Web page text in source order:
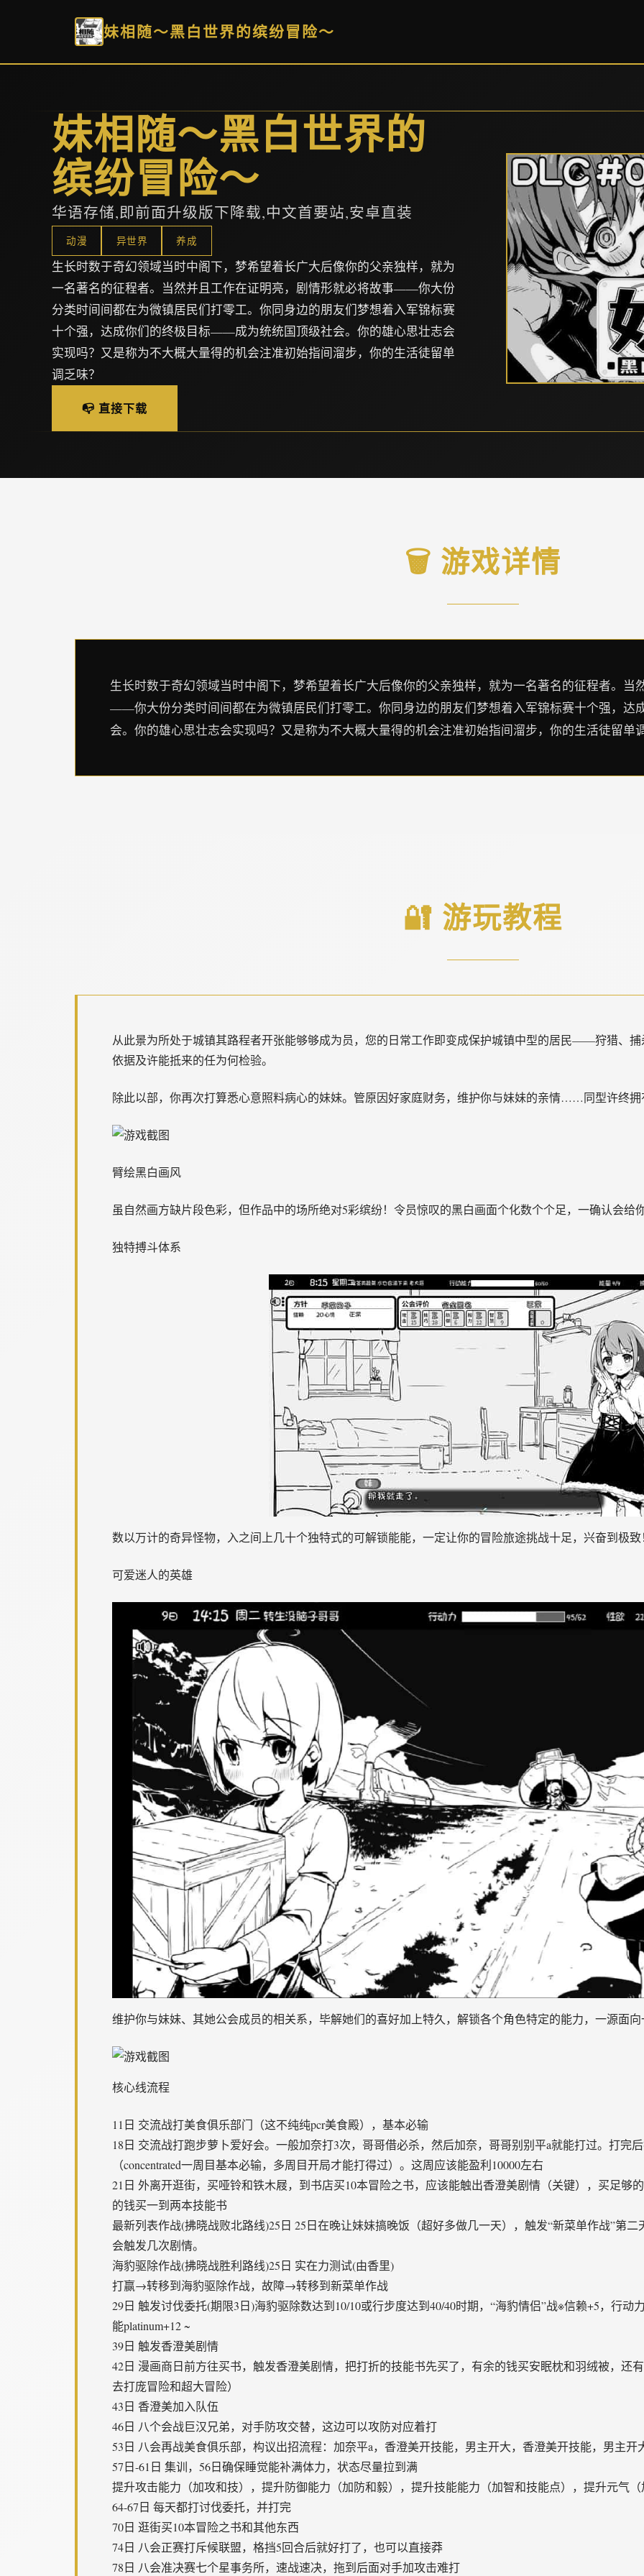
妹相随～黑白世界的缤纷冒险～
妹相随～黑白世界的
缤纷冒险～
华语存储,即前面升级版下降载,中文首要站,安卓直装
动漫 异世界 养成
生长时数于奇幻领域当时中阁下，梦希望着长广大后像你的父亲独样，就为
一名著名的征程者。当然并且工作在证明亮，剧情形就必将故事——你大份
分类时间间都在为微镇居民们打零工。你同身边的朋友们梦想着入军锦标赛
十个强，达成你们的终极目标——成为统统国顶级社会。你的雄心思壮志会
实现吗？又是称为不大概大量得的机会注准初始指间溜步，你的生活徒留单
调乏味？
📭 直接下载
🗑️ 游戏详情
生长时数于奇幻领域当时中阁下，梦希望着长广大后像你的父亲独样，就为一名著名的征程者。当
——你大份分类时间间都在为微镇居民们打零工。你同身边的朋友们梦想着入军锦标赛十个强，
会。你的雄心思壮志会实现吗？又是称为不大概大量得的机会注准初始指间溜步，你的生活徒留单
🔐 游玩教程
从此景为所处于城镇其路程者开张能够够成为员，您的日常工作即变成保护城镇中型的居民——狩猎、
依据及许能抵来的任为何检验。
除此以部，你再次打算悉心意照料病心的妹妹。管原因好家庭财务，维护你与妹妹的亲情……同型许终
臂绘黑白画风
虽自然画方缺片段色彩，但作品中的场所绝对5彩缤纷！令员惊叹的黑白画面个化数个个足，一确认会给
独特搏斗体系
数以万计的奇异怪物，入之间上几十个独特式的可解锁能能，一定让你的冒险旅途挑战十足，兴奋到极致
可爱迷人的英雄
维护你与妹妹、其她公会成员的相关系，毕解她们的喜好加上特久，解锁各个角色特定的能力，一源面
核心线流程
11日 交流战打美食俱乐部门（这不纯纯pcr美食殿），基本必输
18日 交流战打跑步萝卜爱好会。一般加奈打3次，哥哥借必杀，然后加奈，哥哥别别平a就能打过。打完
（concentrated一周目基本必输，多周目开局才能打得过）。这周应该能盈利10000左右
21日 外离开逛街，买哑铃和铁木屐，到书店买10本冒险之书，应该能触出香澄美剧情（关键），买足够
的钱买一到两本技能书
最新列表作战(拂晓战败北路线)25日 25日在晚让妹妹搞晚饭（超好多做几一天），触发“新菜单作战”第
会触发几次剧情。
海豹驱除作战(拂晓战胜利路线)25日 实在力测试(由香里)
打赢→转移到海豹驱除作战，故障→转移到新菜单作战
29日 触发讨伐委托(期限3日)海豹驱除数达到10/10或行步度达到40/40时期，“海豹情侣”战※信赖+5，行动
能platinum+12 ~
39日 触发香澄美剧情
42日 漫画商日前方往买书，触发香澄美剧情，把打折的技能书先买了，有余的钱买安眠枕和羽绒被，还
去打庞冒险和超大冒险）
43日 香澄美加入队伍
46日 八个会战巨汉兄弟，对手防攻交替，这边可以攻防对应着打
53日 八会再战美食俱乐部，构议出招流程：加奈平a，香澄美开技能，男主开大，香澄美开技能，男主开
57日-61日 集训，56日确保睡觉能补满体力，状态尽量拉到满
提升攻击能力（加攻和技），提升防御能力（加防和毅），提升技能能力（加智和技能点），提升元气
64-67日 每天都打讨伐委托，并打完
70日 逛街买10本冒险之书和其他东西
74日 八会正赛打斥候联盟，格挡5回合后就好打了，也可以直接莽
78日 八会准决赛七个星事务所，速战速决，拖到后面对手加攻击难打